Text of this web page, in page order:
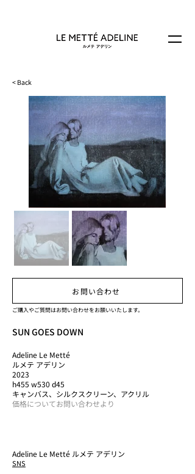
< Back
お問い合わせ
ご購入やご質問はお問い合わせをお願いいたします。
SUN GOES DOWN
Adeline Le Metté
ルメテ アデリン
2023
h455 w530 d45
キャンバス、シルクスクリーン、アクリル
価格についてお問い合わせより
Adeline Le Metté ルメテ アデリン
SNS